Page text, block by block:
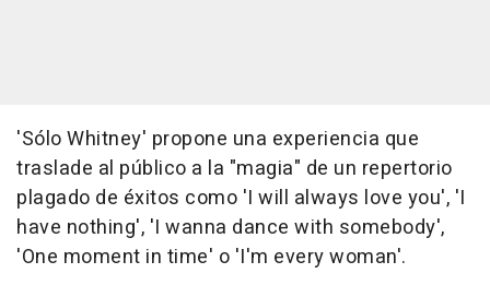
'Sólo Whitney' propone una experiencia que
traslade al público a la "magia" de un repertorio
plagado de éxitos como 'I will always love you', 'I
have nothing', 'I wanna dance with somebody',
'One moment in time' o 'I'm every woman'.